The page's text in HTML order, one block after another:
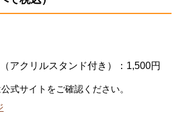
アクリルスタンド付き）：1,500円
式サイトをご確認ください。